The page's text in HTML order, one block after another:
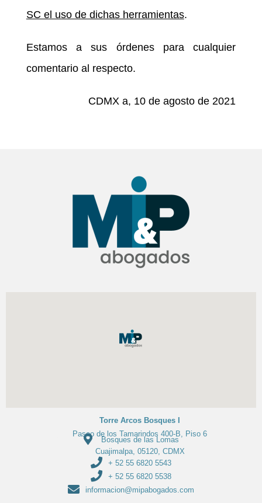
SC el uso de dichas herramientas.
Estamos a sus órdenes para cualquier
comentario al respecto.
CDMX a, 10 de agosto de 2021
Torre Arcos Bosques I
Paseo de los Tamarindos 400-B, Piso 6
Bosques de las Lomas
Cuajimalpa, 05120, CDMX
+ 52 55 6820 5543
+ 52 55 6820 5538
informacion@mipabogados.com